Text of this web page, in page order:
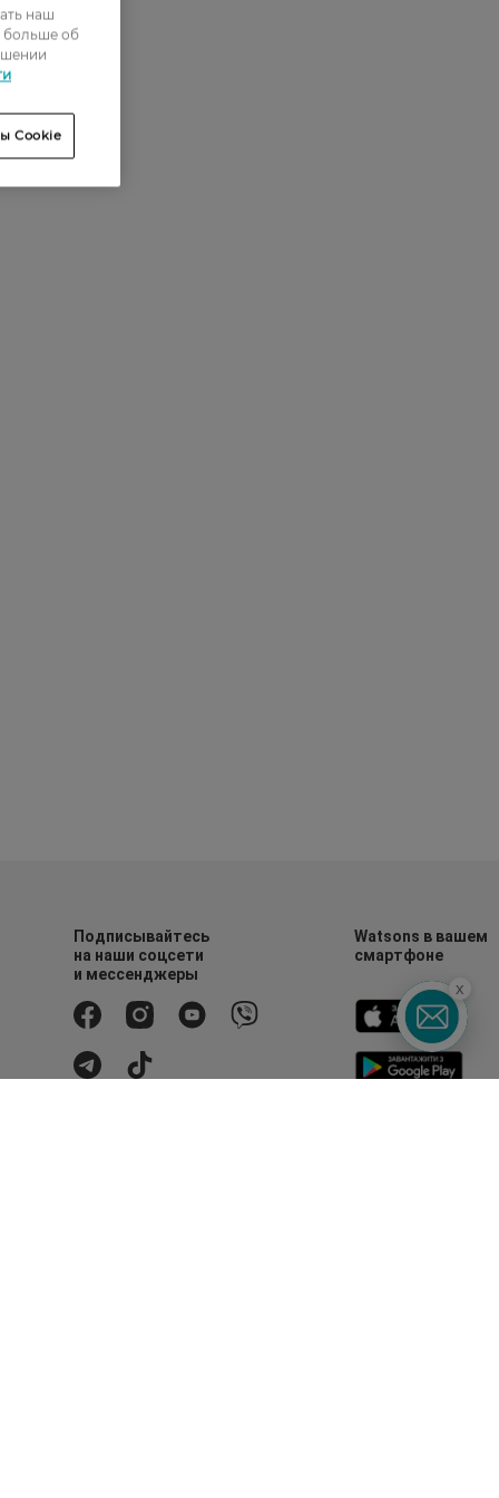
Подписывайтесь
на наши соцсети
и мессенджеры
Watsons в вашем
смартфоне
x
наш
больше об
Cookie